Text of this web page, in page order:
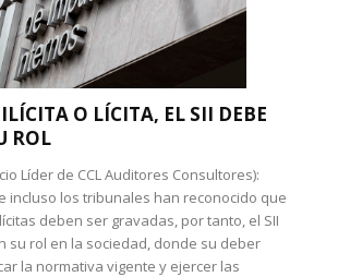
O LÍCITA, EL SII DEBE
ROL
Líder de CCL Auditores Consultores):
incluso los tribunales han reconocido que
deben ser gravadas, por tanto, el SII
su rol en la sociedad, donde su deber
la normativa vigente y ejercer las